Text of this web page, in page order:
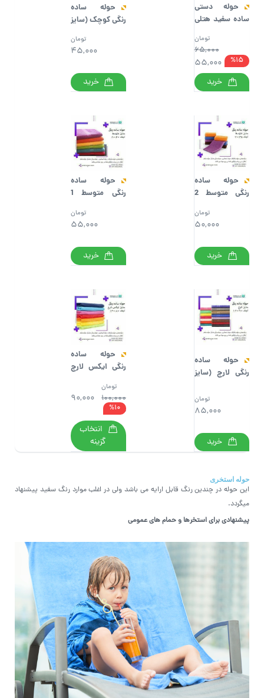
حوله دستی
ساده سفید هتلی
65,000
تومان
55,000 %15
خرید
حوله ساده
رنگی کوچک (سایز
45,000
تومان
خرید
حوله ساده
رنگی متوسط 2
70cm*35cm)
50,000
تومان
خرید
حوله ساده
رنگی متوسط 1
80cm*40cm)
55,000
تومان
خرید
حوله ساده
رنگی لارج (سایز
85,000
تومان
خرید
حوله ساده
رنگی ایکس لارج
140cm*80cm)
100,000
تومان
90,000
%10
90000
انتخاب
گزینه
حوله استخری
این حوله در چندین رنگ قابل ارایه می باشد ولی در اغلب موارد رنگ سفید پیشنهاد
میگردد.
پیشنهادی برای استخرها و حمام های عمومی